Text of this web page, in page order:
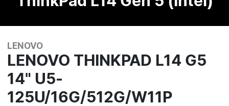
LENOVO
LENOVO THINKPAD L14 G5
14" U5-
125U/16G/512G/W11P